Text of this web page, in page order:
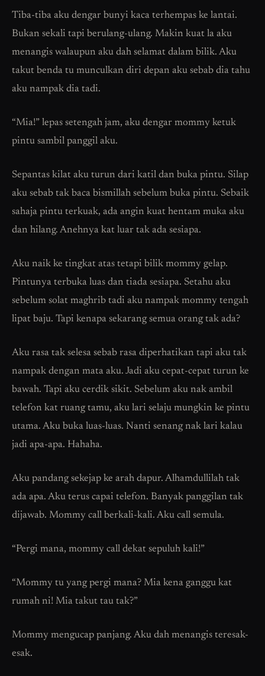
Tiba-tiba aku dengar bunyi kaca terhempas ke lantai.
Bukan sekali tapi berulang-ulang. Makin kuat la aku
menangis walaupun aku dah selamat dalam bilik. Aku
takut benda tu munculkan diri depan aku sebab dia tahu
aku nampak dia tadi.
“Mia!” lepas setengah jam, aku dengar mommy ketuk
pintu sambil panggil aku.
Sepantas kilat aku turun dari katil dan buka pintu. Silap
aku sebab tak baca bismillah sebelum buka pintu. Sebaik
sahaja pintu terkuak, ada angin kuat hentam muka aku
dan hilang. Anehnya kat luar tak ada sesiapa.
Aku naik ke tingkat atas tetapi bilik mommy gelap.
Pintunya terbuka luas dan tiada sesiapa. Setahu aku
sebelum solat maghrib tadi aku nampak mommy tengah
lipat baju. Tapi kenapa sekarang semua orang tak ada?
Aku rasa tak selesa sebab rasa diperhatikan tapi aku tak
nampak dengan mata aku. Jadi aku cepat-cepat turun ke
bawah. Tapi aku cerdik sikit. Sebelum aku nak ambil
telefon kat ruang tamu, aku lari selaju mungkin ke pintu
utama. Aku buka luas-luas. Nanti senang nak lari kalau
jadi apa-apa. Hahaha.
Aku pandang sekejap ke arah dapur. Alhamdullilah tak
ada apa. Aku terus capai telefon. Banyak panggilan tak
dijawab. Mommy call berkali-kali. Aku call semula.
“Pergi mana, mommy call dekat sepuluh kali!”
“Mommy tu yang pergi mana? Mia kena ganggu kat
rumah ni! Mia takut tau tak?”
Mommy mengucap panjang. Aku dah menangis teresak-
esak.